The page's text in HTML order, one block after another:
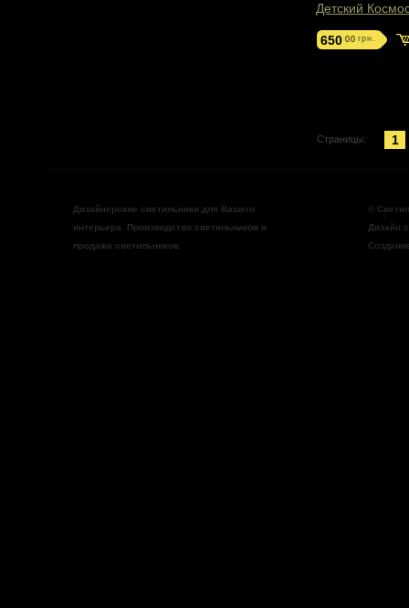
Детский
650 00 грн.
Страницы: 1
Дизайнерские светильники для Вашего
интерьера. Производство светильников и
продажа светильников
©
Дизайн